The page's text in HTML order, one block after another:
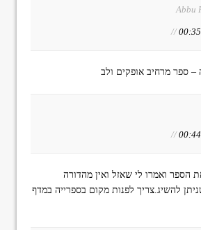
Abbu
//
ספר מרחיב אופקים ולב
//
הספר ואמרו לי שאזל ואין מהדורה
להשיג.צריך לפנות מקום בספרייה במדף